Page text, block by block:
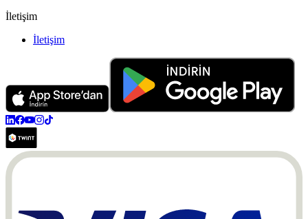
İletişim
İletişim